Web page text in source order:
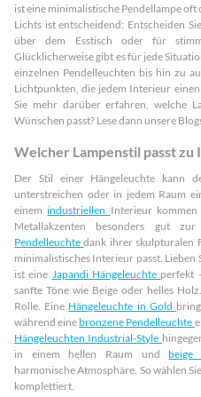
ist eine minimalistische Pendellampe
Lichts ist entscheidend: Entscheiden
über dem Esstisch oder für
Glücklicherweise gibt es für jede
einzelnen Pendelleuchten bis hin zu
Lichtpunkten, die jedem Interieur
Sie mehr darüber erfahren, welche
Wünschen passt? Lese dann unsere
Welcher Lampenstil passt zu
Der Stil einer Hängeleuchte kann
unterstreichen oder in jedem Raum
einemindustriellen Interieur
Metallakzenten besonders gut
Pendelleuchtedank ihrer skulpturalen
minimalistisches Interieur passt. Lieben
ist eine Japandi Hängeleuchte perfekt
sanfte Töne wie Beige oder helles
Rolle. Eine Hängeleuchte in Gold
während einebronzene Pendelleuchte
Hängeleuchten Industrial-Style
in einem hellen Raum undbeige
harmonische Atmosphäre. So wählen
komplettiert.